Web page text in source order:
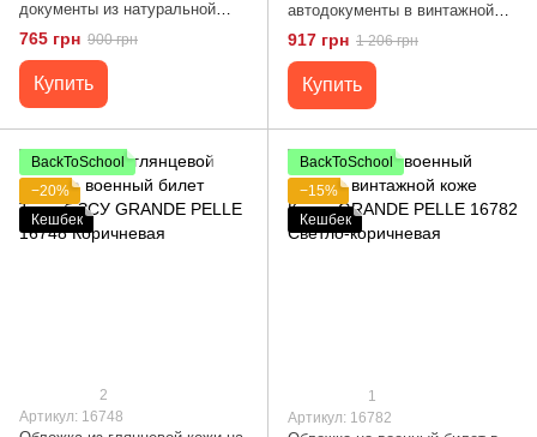
документы из натуральной
гладкой кожи GRANDE PELLE
22942 Зеленый
765 грн 900 грн
Купить
автодокументы в винтажной
коже Украина GRANDE PELLE
16709 Черная
917 грн 1 206 грн
Купить
BackToSchool
−20%
Кешбек
2
Артикул: 16748
BackToSchool
−15%
Кешбек
1
Артикул: 16782